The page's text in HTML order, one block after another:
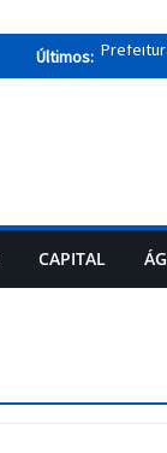
Últimos:
CAPITAL